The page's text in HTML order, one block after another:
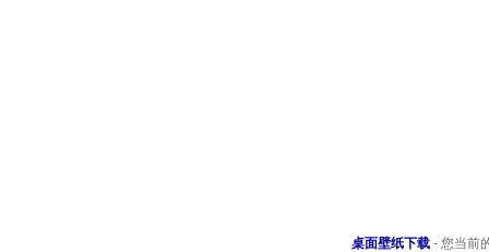
桌面壁纸下载 - 您当前